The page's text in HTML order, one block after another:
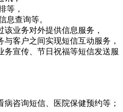
等，
息查询等。
业务对外提供信息服务，
客户之间实现短信互动服务，
务宣传、节日祝福等短信发送服
咨询短信、医院保健预约等；